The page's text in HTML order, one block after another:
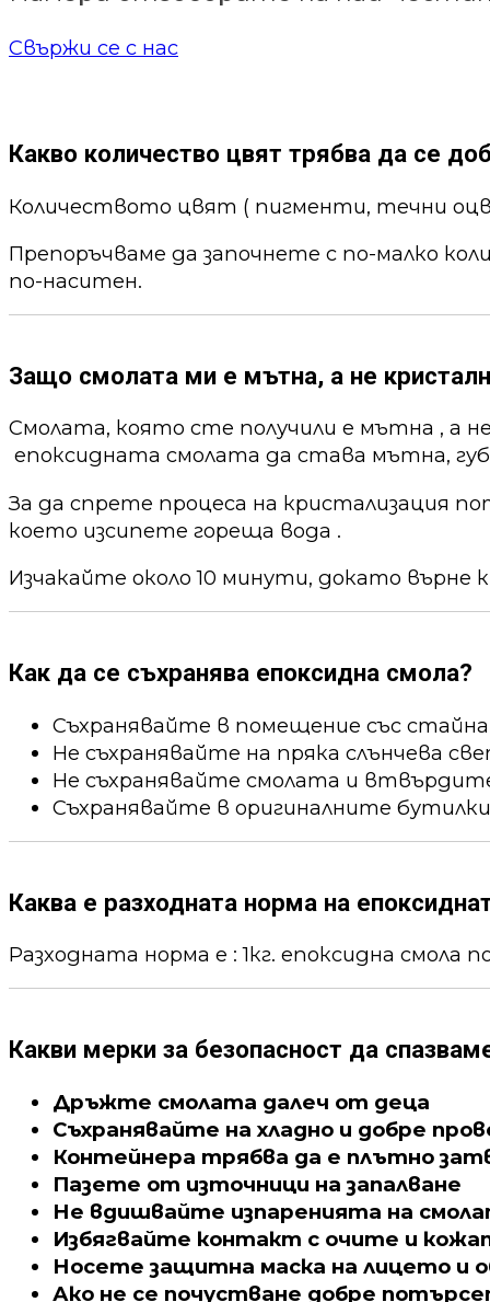
Свържи се с нас
Какво количество цвят трябва да се
Количеството цвят ( пигменти, течни
Препоръчваме да започнете с по-малко
по-наситен.
Защо смолата ми е мътна, а не
Смолата, която сте получили е мътна , а
епоксидната смолата да става мътна,
За да спрете процеса на кристализация
което изсипете гореща вода .
Изчакайте около 10 минути, докато върне
Как да се съхранява епоксидна смола?
Съхранявайте в помещение със
Не съхранявайте на пряка слънчева
Не съхранявайте смолата и
Съхранявайте в оригиналните
Каква е разходната норма на
Разходната норма е : 1кг. епоксидна смола
Какви мерки за безопасност да
Дръжте смолата далеч от деца
Съхранявайте на хладно и добре
Контейнера трябва да е плътно
Пазете от източници на запалване
Не вдишвайте изпаренията на
Избягвайте контакт с очите и
Носете защитна маска на лицето и
Ако не се почустване добре